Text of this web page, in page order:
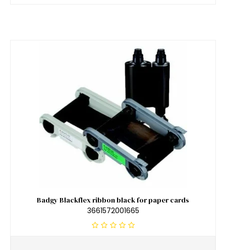
Badgy Blackflex ribbon black for paper cards
3661572001665